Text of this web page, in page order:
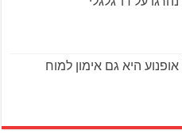
היא גם אימון למוח